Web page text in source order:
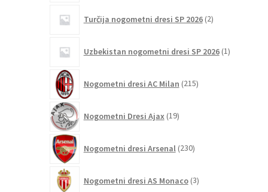
Turčija nogometni dresi SP 2026 2izdelka
Uzbekistan nogometni dresi SP 2026 1izdelek
Nogometni dresi AC Milan 215izdelkov
Nogometni Dresi Ajax 19izdelkov
Nogometni dresi Arsenal 230izdelkov
Nogometni dresi AS Monaco 3izdelki